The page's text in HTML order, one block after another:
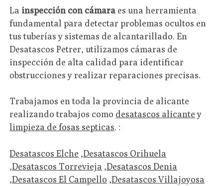
La inspección con cámara es una herramienta
fundamental para detectar problemas ocultos en
tus tuberías y sistemas de alcantarillado. En
Desatascos Petrer, utilizamos cámaras de
inspección de alta calidad para identificar
obstrucciones y realizar reparaciones precisas.
Trabajamos en toda la provincia de alicante
realizando trabajos como desatascos alicantey
limpieza de fosas septicas. :
Desatascos Elche ,Desatascos Orihuela
,Desatascos Torrevieja ,Desatascos Denia
,Desatascos El Campello ,Desatascos Villajoyosa